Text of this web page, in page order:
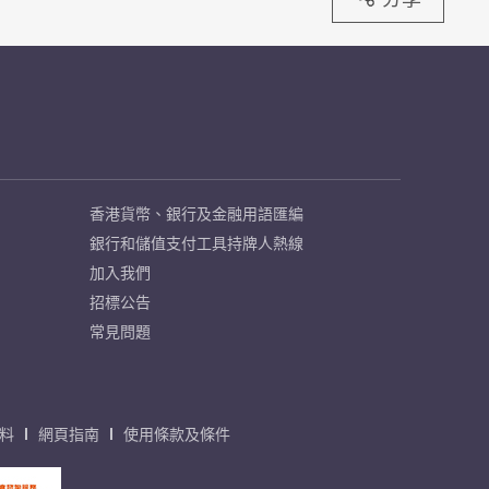
香港貨幣、銀行及金融用語匯編
銀行和儲值支付工具持牌人熱線
加入我們
招標公告
常見問題
網頁指南 使用條款及條件